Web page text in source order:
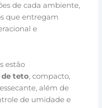
de cada ambiente,
que entregam
e
estão
teto, compacto,
além de
de umidade e